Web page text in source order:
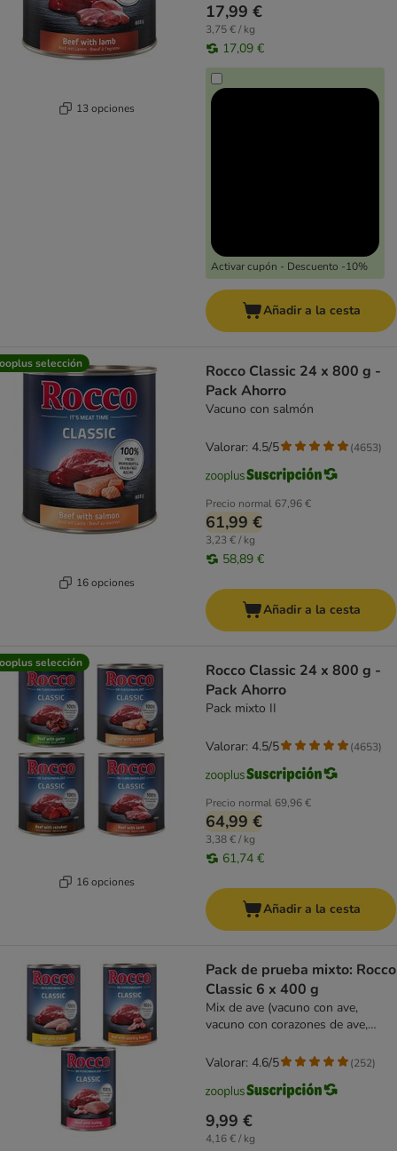
13 opciones
17,99 €
3,75 € / kg
17,09 €
Activar cupón - Descuento -10%
Añadir a la cesta
selección
16 opciones
Rocco Classic 24 x 800 g -
Pack Ahorro
Vacuno con salmón
Precio normal 67,96 €
61,99 €
3,23 € / kg
58,89 €
Valorar: 4.5/5 (4653)
Añadir a la cesta
selección
16 opciones
Rocco Classic 24 x 800 g -
Pack Ahorro
Pack mixto II
Precio normal 69,96 €
64,99 €
3,38 € / kg
61,74 €
Valorar: 4.5/5 (4653)
Añadir a la cesta
Pack de prueba mixto: Rocco
Classic 6 x 400 g
Mix de ave (vacuno con ave,
vacuno con corazones de ave,
9,99 €
4,16 € / kg
Valorar: 4.6/5 (252)